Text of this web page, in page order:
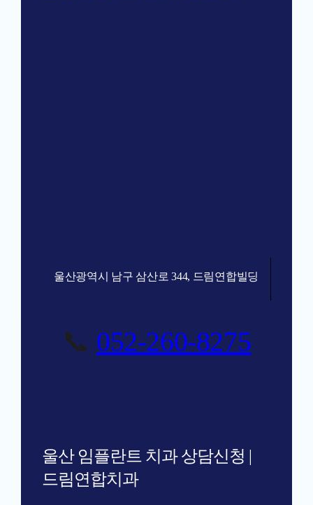
울산광역시 남구 삼산로 344, 드림연합빌딩
📞 052-260-8275
울산 임플란트 치과 상담신청 |
드림연합치과